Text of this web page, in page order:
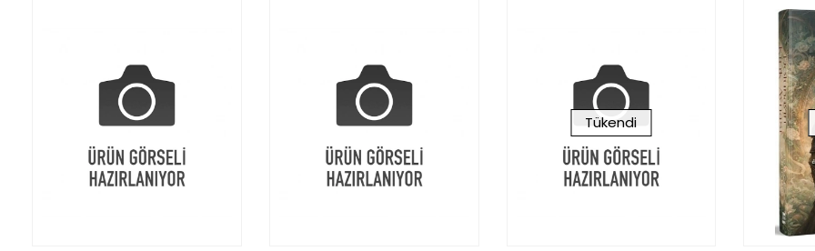
Tükendi